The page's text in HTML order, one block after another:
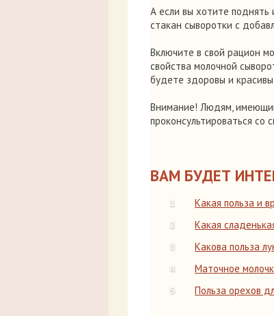
А если вы хотите
стакан сыворотки с
Включите в свой рацион
свойства молочной
будете здоровы и
Внимание! Людям,
проконсультироваться со
ВАМ БУДЕТ
Какая польза и
Какая
Какова польза
Маточное
Польза орехов